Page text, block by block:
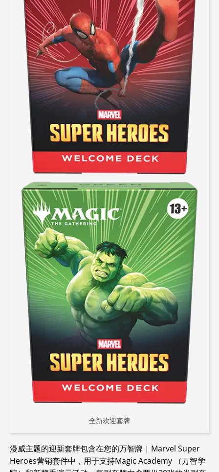
全新欢迎套牌
漫威主题的迎新套牌包含在您的万智牌 | Marvel Super
Heroes营销套件中，用于支持Magic Academy （万智学